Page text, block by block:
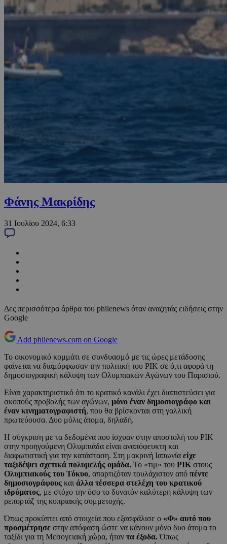
Φάνης Μακρίδης
31 Ιουλίου 2024, 6:33
Δες περισσότερα άρθρα του philenews όταν αναζητάς ειδήσεις στην
Google
Add philenews.com on Google
Το οικονομικό κομμάτι σε συνδυασμό με τις ώρες μετάδοσης
φαίνεται να διαμόρφωσαν την πολιτική του ΡΙΚ σε ό,τι αφορά τη
δημοσιογραφική κάλυψη των Ολυμπιακών Αγώνων του Παρισιού.
Είναι χαρακτηριστικό ότι το κρατικό κανάλι έχει διαπιστεύσει για
σκοπούς προβολής των αγώνων, μόνο έναν δημοσιογράφο και
έναν κινηματογραφιστή, που θα βρίσκονται στη γαλλική
πρωτεύουσα. Δυο μόλις άτομα, δηλαδή.
Η σύγκριση με τα δεδομένα που ίσχυαν στην αποστολή του ΡΙΚ
στην προηγούμενη Ολυμπιάδα είναι αναπόφευκτη και
διαφωτιστική για την κατάσταση. Στη μακρινή Ιαπωνία είχε
ταξιδέψει σχετικά πολυμελής ομάδα. Το «τιμ» του ΡΙΚ στους
Ολυμπιακούς του Τόκυο, απαρτιζόταν τουλάχιστον από πέντε
δημοσιογράφους και άλλα τέσσερα στελέχη του κρατικού
ιδρύματος, με στόχο την όσο το δυνατόν καλύτερη κάλυψη των
ρεπορτάζ της κυπριακής συμμετοχής.
Όπως προκύπτει από στοιχεία που εξασφάλισε ο «Φ» αυτό που
προσμέτρησε στην απόφαση ώστε να κάνουν μόνο δυο άτομα το
ταξίδι για τη Μεσογειακή χώρα, ήταν τα έξοδα.Όπως